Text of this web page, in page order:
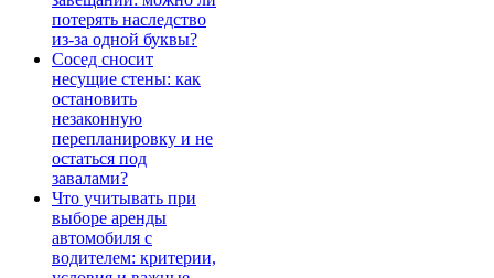
потерять наследство
из-за одной буквы?
Сосед сносит
несущие стены: как
остановить
незаконную
перепланировку и не
остаться под
завалами?
Что учитывать при
выборе аренды
автомобиля с
водителем: критерии,